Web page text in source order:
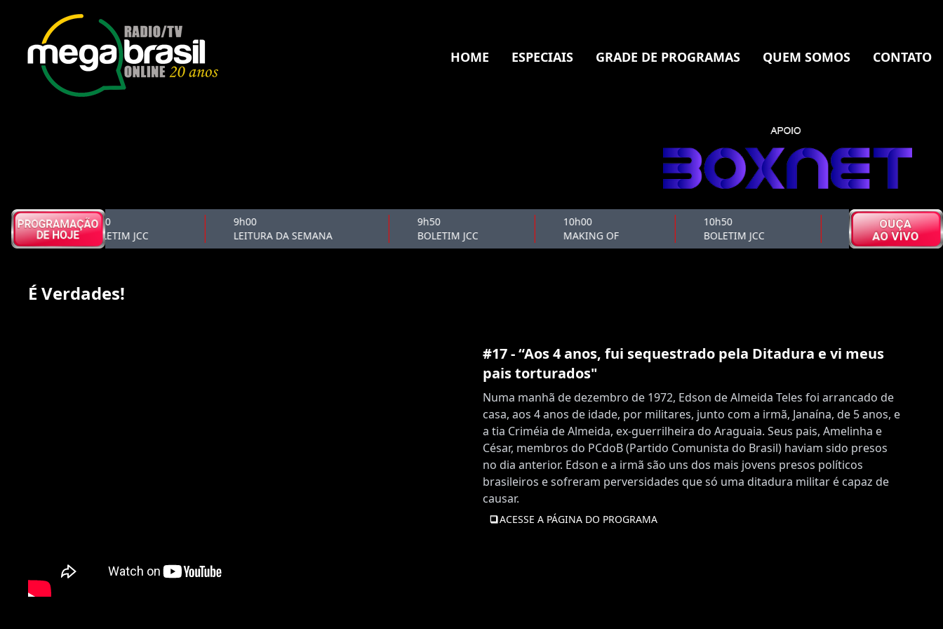
HOME ESPECIAIS GRADE DE PROGRAMAS QUEM SOMOS CONTATO
8h50
BOLETIM JCC
9h00
LEITURA DA SEMANA
9h50
BOLETIM JCC
10h00
MAKING OF
10h50
BOLETIM JCC
11h00
CAFÉ CULTURAL 1
É Verdades!
#17 - “Aos 4 anos, fui sequestrado pela Ditadura e vi meus
pais torturados"
Numa manhã de dezembro de 1972, Edson de Almeida Teles foi arrancado de
casa, aos 4 anos de idade, por militares, junto com a irmã, Janaína, de 5 anos, e
a tia Criméia de Almeida, ex-guerrilheira do Araguaia. Seus pais, Amelinha e
César, membros do PCdoB (Partido Comunista do Brasil) haviam sido presos
no dia anterior. Edson e a irmã são uns dos mais jovens presos políticos
brasileiros e sofreram perversidades que só uma ditadura militar é capaz de
causar.
ACESSE A PÁGINA DO PROGRAMA